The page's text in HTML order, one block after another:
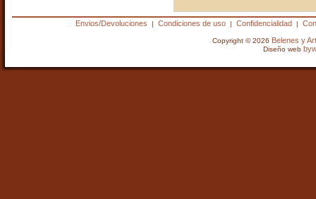
Envios/Devoluciones | Condiciones de uso| Confidencialidad |
Copyright © 2026 Belenes y
Diseño web